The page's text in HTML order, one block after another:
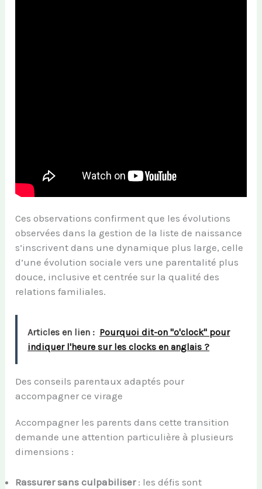
Ces observations confirment que les évolutions
observées dans la gestion de la liste de naissance
s’inscrivent dans une dynamique plus large, celle
d’une évolution sociale vers une parentalité plus
douce, inclusive et centrée sur la qualité des
relations familiales.
Articles en lien : Pourquoi dit-on "o'clock" pour
indiquer l'heure sur les clocks en anglais ?
Des conseils parentaux adaptés pour
accompagner ce virage
Accompagner les parents dans cette transition
demande une attention particulière à plusieurs
dimensions :
Rassurer sans culpabiliser: les défis sont